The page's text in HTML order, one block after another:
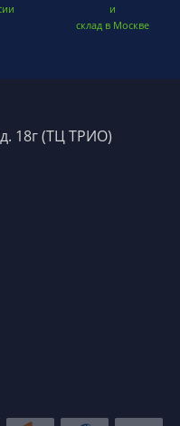
и
склад в Москве
18г (ТЦ ТРИО)